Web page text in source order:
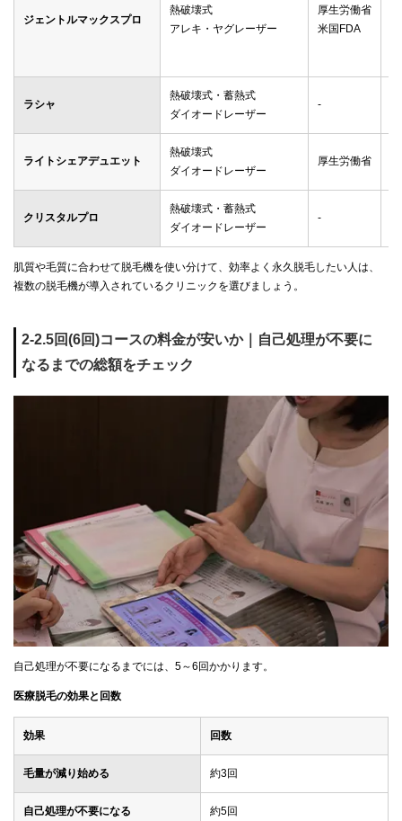
ジェントルマックスプロ
熱破壊式
アレキ・ヤグレーザー
厚生労働省
米国FDA
ラシャ
熱破壊式・蓄熱式
ダイオードレーザー
-
ライトシェアデュエット
熱破壊式
ダイオードレーザー
厚生労働省
クリスタルプロ
熱破壊式・蓄熱式
ダイオードレーザー
-
肌質や毛質に合わせて脱毛機を使い分けて、効率よく永久脱毛したい人は、
複数の脱毛機が導入されているクリニックを選びましょう。
2-2.5回(6回)コースの料金が安いか｜自己処理が不要に
なるまでの総額をチェック
自己処理が不要になるまでには、5～6回かかります。
医療脱毛の効果と回数
効果 回数
毛量が減り始める 約3回
自己処理が不要になる 約5回